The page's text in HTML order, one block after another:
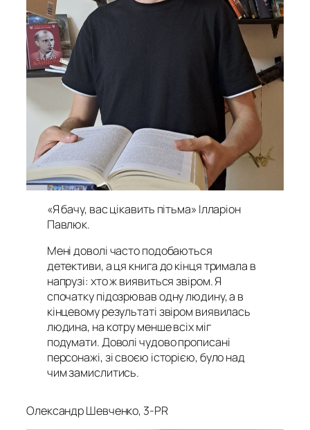
«Я бачу, вас цікавить пітьма» Ілларіон
Павлюк.
Мені доволі часто подобаються
детективи, а ця книга до кінця тримала в
напрузі: хто ж виявиться звіром. Я
спочатку підозрював одну людину, а в
кінцевому результаті звіром виявилась
людина, на котру менше всіх міг
подумати. Доволі чудово прописані
персонажі, зі своєю історією, було над
чим замислитись.
Олександр Шевченко, 3-PR